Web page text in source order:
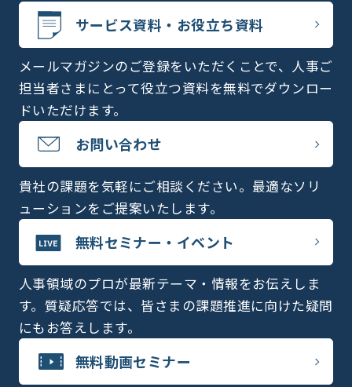
サービス資料・お役立ち資料
メールマガジンのご登録をいただくことで、人事ご
担当者さまにとって役立つ資料を無料でダウンロー
ドいただけます。
お問い合わせ
貴社の課題を気軽にご相談ください。最適なソリ
ューションをご提案いたします。
無料セミナー・イベント
人事領域のプロが最新テーマ・情報をお伝えしま
す。質疑応答では、皆さまの課題推進に向けた疑問
にもお答えします。
無料動画セミナー